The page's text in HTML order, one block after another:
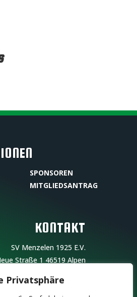
Privatsphäre
SPONSOREN
MITGLIEDSANTRAG
KONTAKT
SV Menzelen 1925 E.V.
Straße 1 46519 Alpen
07/023